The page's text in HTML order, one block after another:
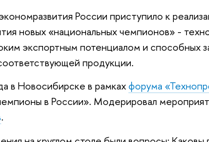
России приступило к
новых «национальных чемпионов» -
экспортным потенциалом и способных
продукции.
в Новосибирске в рамкахфорума
в России». Модерировал
.